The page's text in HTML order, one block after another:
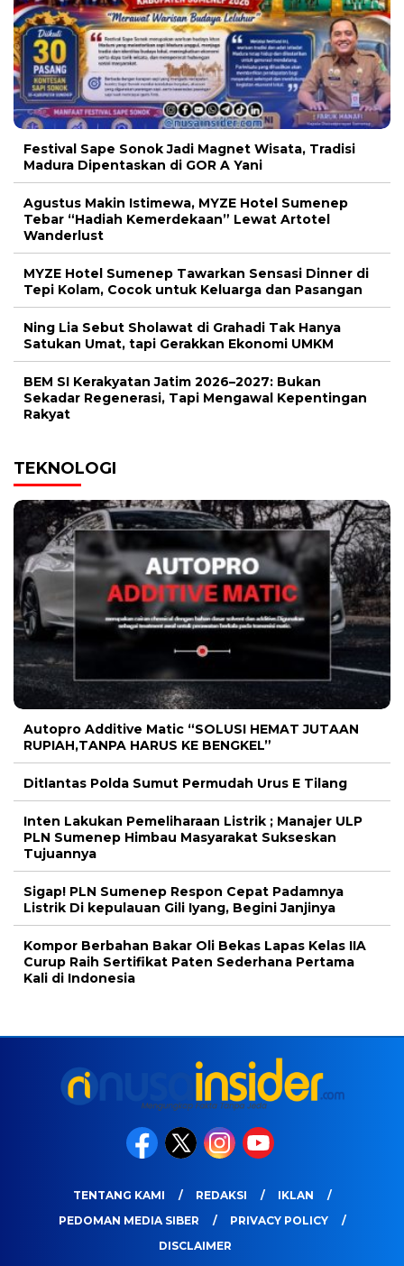
Festival Sape Sonok Jadi Magnet Wisata, Tradisi
Madura Dipentaskan di GOR A Yani
Agustus Makin Istimewa, MYZE Hotel Sumenep
Tebar “Hadiah Kemerdekaan” Lewat Artotel
Wanderlust
MYZE Hotel Sumenep Tawarkan Sensasi Dinner di
Tepi Kolam, Cocok untuk Keluarga dan Pasangan
Ning Lia Sebut Sholawat di Grahadi Tak Hanya
Satukan Umat, tapi Gerakkan Ekonomi UMKM
BEM SI Kerakyatan Jatim 2026–2027: Bukan
Sekadar Regenerasi, Tapi Mengawal Kepentingan
Rakyat
TEKNOLOGI
Autopro Additive Matic “SOLUSI HEMAT JUTAAN
RUPIAH,TANPA HARUS KE BENGKEL”
Ditlantas Polda Sumut Permudah Urus E Tilang
Inten Lakukan Pemeliharaan Listrik ; Manajer ULP
PLN Sumenep Himbau Masyarakat Sukseskan
Tujuannya
Sigap! PLN Sumenep Respon Cepat Padamnya
Listrik Di kepulauan Gili Iyang, Begini Janjinya
Kompor Berbahan Bakar Oli Bekas Lapas Kelas IIA
Curup Raih Sertifikat Paten Sederhana Pertama
Kali di Indonesia
TENTANG KAMI REDAKSI
IKLAN
PEDOMAN MEDIA SIBER
PRIVACY POLICY
DISCLAIMER